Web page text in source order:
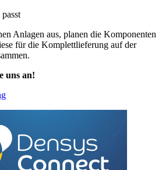
Anlagen aus, planen die Komponenten
für die Komplettlieferung auf der
uns an!